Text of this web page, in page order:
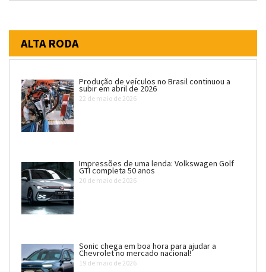
ALTA RODA
Produção de veículos no Brasil continuou a
subir em abril de 2026
22 de maio de 2026
Impressões de uma lenda: Volkswagen Golf
GTI completa 50 anos
20 de maio de 2026
Sonic chega em boa hora para ajudar a
Chevrolet no mercado nacional!
19 de maio de 2026